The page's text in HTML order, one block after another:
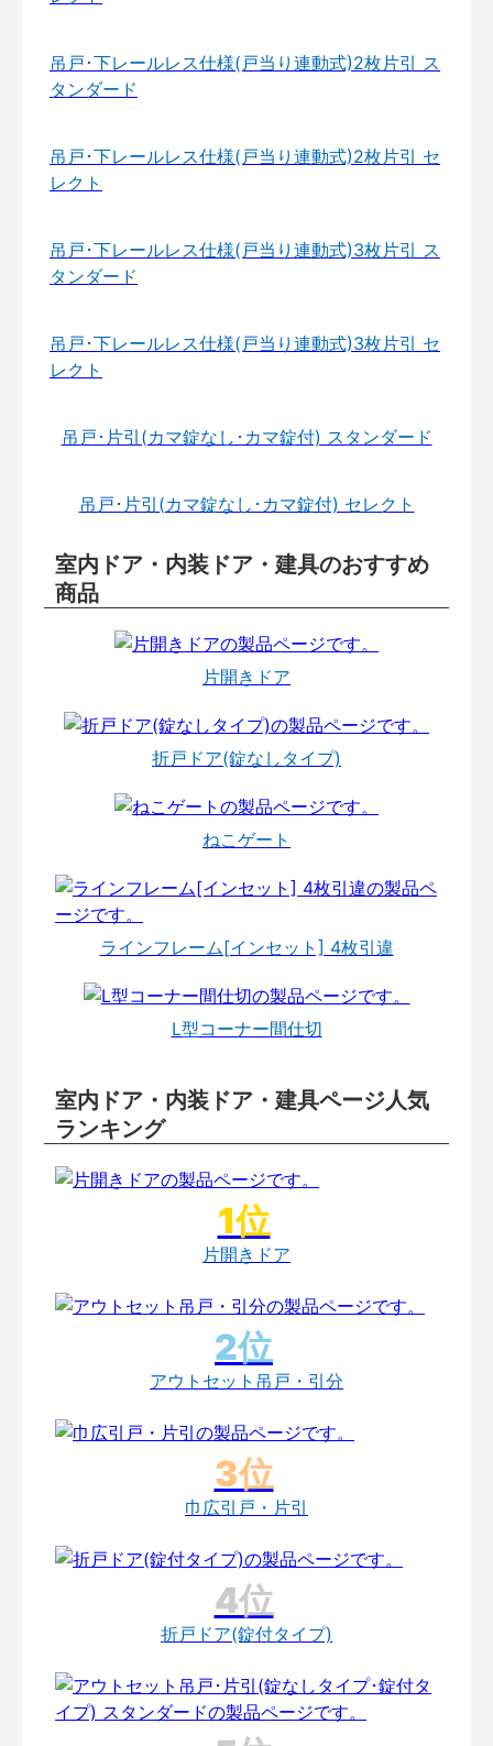
吊戸･下レールレス仕様(戸当り連動式)2枚片引 ス
タンダード
吊戸･下レールレス仕様(戸当り連動式)2枚片引 セ
レクト
吊戸･下レールレス仕様(戸当り連動式)3枚片引 ス
タンダード
吊戸･下レールレス仕様(戸当り連動式)3枚片引 セ
レクト
吊戸･片引(カマ錠なし･カマ錠付) スタンダード
吊戸･片引(カマ錠なし･カマ錠付) セレクト
室内ドア・内装ドア・建具のおすすめ
商品
片開きドア
折戸ドア(錠なしタイプ)
ねこゲート
ラインフレーム[インセット] 4枚引違
L型コーナー間仕切
室内ドア・内装ドア・建具ページ人気
ランキング
片開きドア
アウトセット吊戸・引分
巾広引戸・片引
折戸ドア(錠付タイプ)